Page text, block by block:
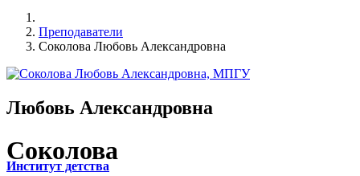
Преподаватели
Соколова Любовь Александровна
Любовь Александровна
Соколова
Институт детства